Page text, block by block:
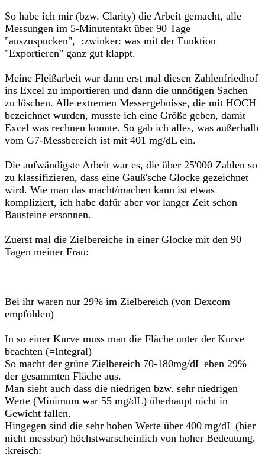
So habe ich mir (bzw. Clarity) die Arbeit gemacht, alle
Messungen im 5-Minutentakt über 90 Tage
"auszuspucken", :zwinker: was mit der Funktion
"Exportieren" ganz gut klappt.
Meine Fleißarbeit war dann erst mal diesen Zahlenfriedhof
ins Excel zu importieren und dann die unnötigen Sachen
zu löschen. Alle extremen Messergebnisse, die mit HOCH
bezeichnet wurden, musste ich eine Größe geben, damit
Excel was rechnen konnte. So gab ich alles, was außerhalb
vom G7-Messbereich ist mit 401 mg/dL ein.
Die aufwändigste Arbeit war es, die über 25'000 Zahlen so
zu klassifizieren, dass eine Gauß'sche Glocke gezeichnet
wird. Wie man das macht/machen kann ist etwas
kompliziert, ich habe dafür aber vor langer Zeit schon
Bausteine ersonnen.
Zuerst mal die Zielbereiche in einer Glocke mit den 90
Tagen meiner Frau:
Bei ihr waren nur 29% im Zielbereich (von Dexcom
empfohlen)
In so einer Kurve muss man die Fläche unter der Kurve
beachten (=Integral)
So macht der grüne Zielbereich 70-180mg/dL eben 29%
der gesammten Fläche aus.
Man sieht auch dass die niedrigen bzw. sehr niedrigen
Werte (Minimum war 55 mg/dL) überhaupt nicht in
Gewicht fallen.
Hingegen sind die sehr hohen Werte über 400 mg/dL (hier
nicht messbar) höchstwarscheinlich von hoher Bedeutung.
:kreisch: